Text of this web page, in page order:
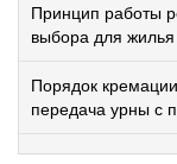
Принцип работы
выбора для жилья
Порядок
передача урны с